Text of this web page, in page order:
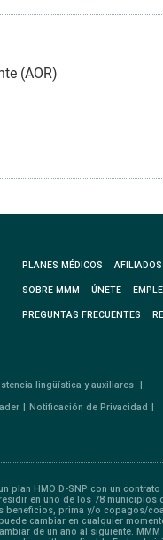
(AOR)
PLANES MÉDICOS AFILIADOS
SOBRE MMM ÚNETE
PREGUNTAS FRECUENTES
lingüística y auxiliares
Notificación de Privacidad
plan HMO D-SNP con un
en uno de los 78
prima y/o copagos/
cambiar en cualquier
de un año al siguiente.